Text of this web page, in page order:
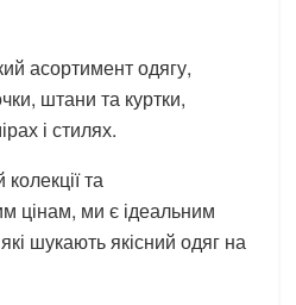
асортимент одягу,
штани та куртки,
і стилях.
та
цінам, ми є ідеальним
шукають якісний одяг на